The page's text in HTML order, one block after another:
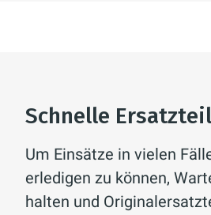
Schnelle
Um Einsätze in vielen
erledigen zu können,
halten und